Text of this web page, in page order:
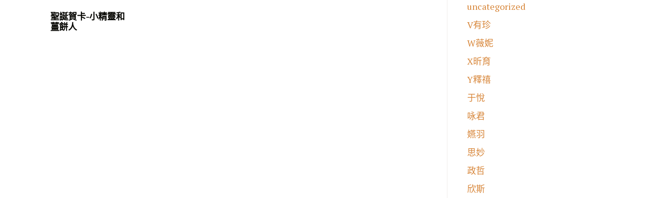
聖誕賀卡-小精靈和
薑餅人
uncategorized
V有珍
W薇妮
X昕育
Y釋禧
于悅
咏君
嬿羽
思妙
政哲
欣斯